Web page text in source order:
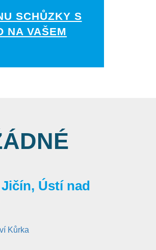
SCHŮZKY S
NA VAŠEM
Ústí nad